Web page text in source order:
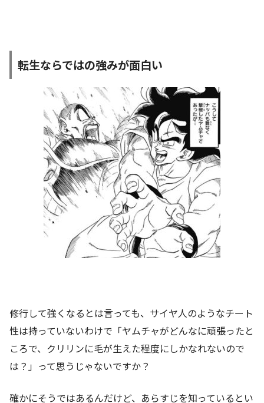
転生ならではの強みが面白い
修行して強くなるとは言っても、サイヤ人のようなチート
性は持っていないわけで「ヤムチャがどんなに頑張ったと
ころで、クリリンに毛が生えた程度にしかなれないので
は？」って思うじゃないですか？
確かにそうではあるんだけど、あらすじを知っているとい